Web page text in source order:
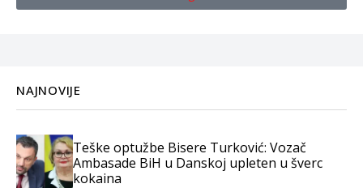
NAJNOVIJE
Teške optužbe Bisere Turković: Vozač
Ambasade BiH u Danskoj upleten u šverc
kokaina